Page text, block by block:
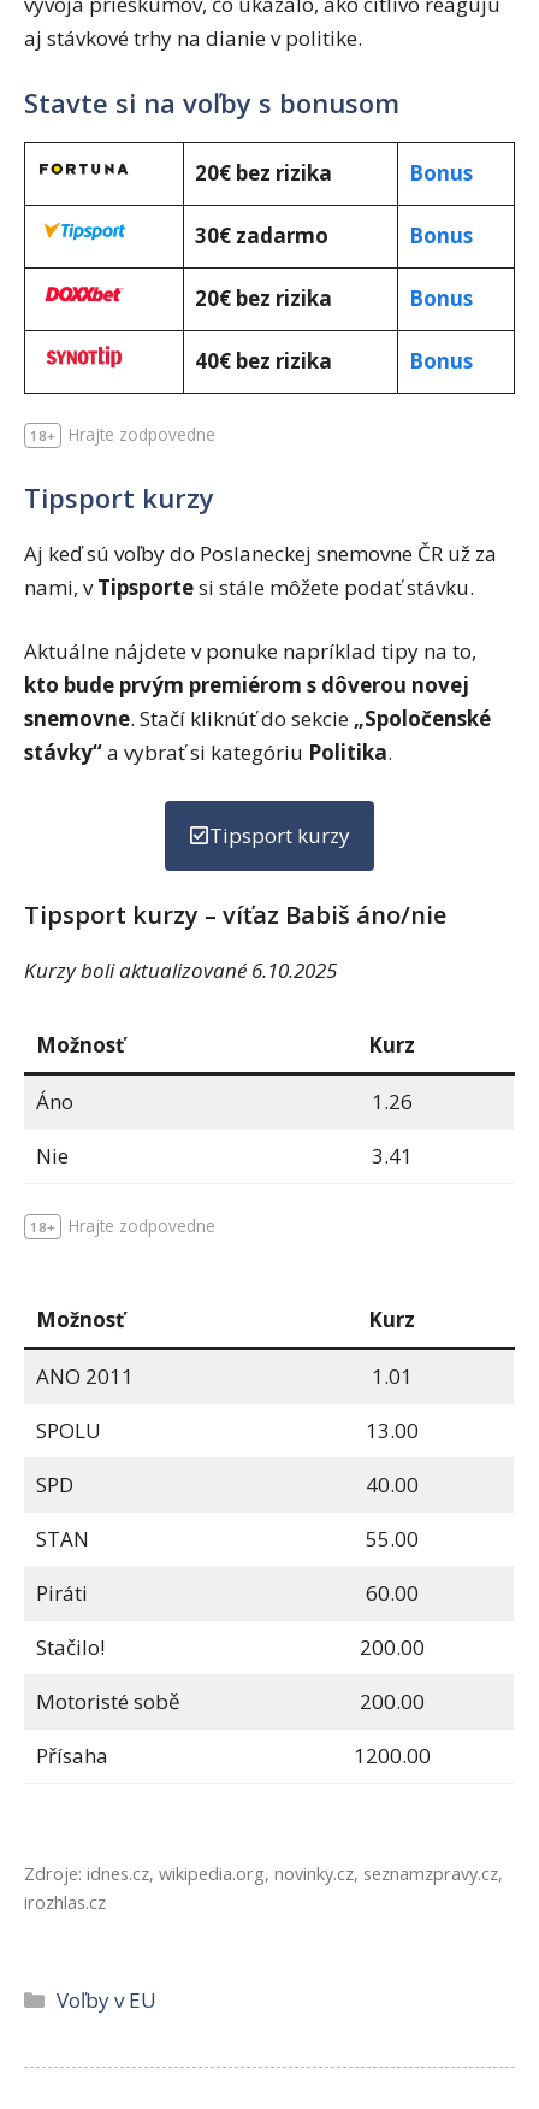
aj stávkové trhy na dianie v politike.
Stavte si na voľby s bonusom
20€ bez rizika Bonus
30€ zadarmo Bonus
20€ bez rizika Bonus
40€ bez rizika Bonus
18+ Hrajte zodpovedne
Tipsport kurzy
Aj keď sú voľby do Poslaneckej snemovne ČR už za
nami, vTipsportesi stále môžete podať stávku.
Aktuálne nájdete v ponuke napríklad tipy na to,
kto bude prvým premiérom s dôverou novej
snemovne. Stačí kliknúť do sekcie „Spoločenské
stávky“a vybrať si kategóriu Politika.
Tipsport kurzy
Tipsport kurzy – víťaz Babiš áno/nie
Kurzy boli aktualizované 6.10.2025
Možnosť Kurz
Áno
1.26
Nie
3.41
18+ Hrajte zodpovedne
Možnosť Kurz
ANO 2011
1.01
SPOLU
13.00
SPD
40.00
STAN
55.00
Piráti
60.00
Stačilo!
200.00
Motoristé sobě
200.00
Přísaha
1200.00
Zdroje: idnes.cz, wikipedia.org, novinky.cz, seznamzpravy.cz,
irozhlas.cz
Kategórie
Voľby v EU